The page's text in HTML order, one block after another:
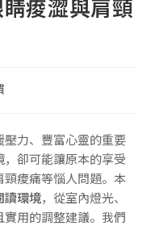
痠澀與肩頸
力、豐富心靈的重要
卻可能讓原本的享受
痠痛等惱人問題。本
讀環境，從室內燈光、
用的調整建議。我們